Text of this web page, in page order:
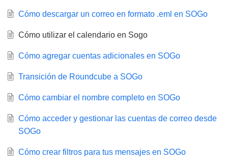
Cómo descargar un correo en formato .eml en SOGo
Cómo utilizar el calendario en Sogo
Cómo agregar cuentas adicionales en SOGo
Transición de Roundcube a SOGo
Cómo cambiar el nombre completo en SOGo
Cómo acceder y gestionar las cuentas de correo desde
SOGo
Cómo crear filtros para tus mensajes en SOGo